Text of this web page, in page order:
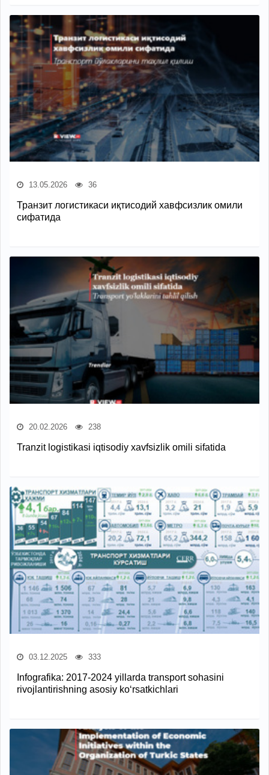
13.05.2026 36
Транзит логистикаси иқтисодий хавфсизлик омили
сифатида
20.02.2026 238
Tranzit logistikasi iqtisodiy xavfsizlik omili sifatida
03.12.2025 333
Infografika: 2017-2024 yillarda transport sohasini
rivojlantirishning asosiy ko‘rsatkichlari